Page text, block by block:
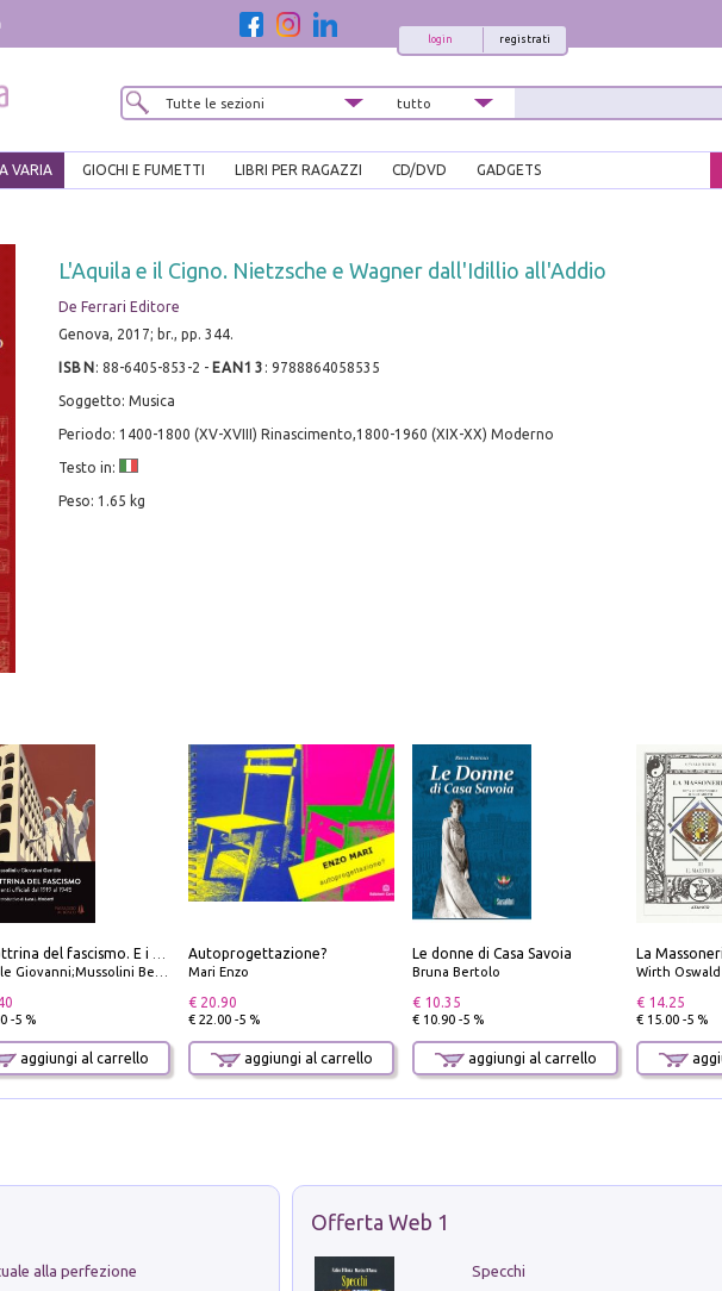
registrati
login
VARIA GIOCHI E FUMETTI LIBRI PER RAGAZZI CD/DVD GADGETS
L'Aquila e il Cigno. Nietzsche e Wagner dall'Idillio all'Addio
De Ferrari Editore
Genova, 2017; br., pp. 344.
ISBN : 88-6405-853-2 - EAN13 : 9788864058535
Soggetto: Musica
Periodo: 1400-1800 (XV-XVIII) Rinascimento,1800-1960 (XIX-XX) Moderno
Testo in:
Peso: 1.65 kg
La dottrina del fascismo. E i documenti ufficiali dal 1919 al 1945
Giovanni;Mussolini Benito
-5 %
aggiungi al carrello
Autoprogettazione?
Mari Enzo
€ 20.90
€ 22.00 -5 %
aggiungi al carrello
Le donne di Casa Savoia
Bruna Bertolo
€ 10.35
€ 10.90 -5 %
aggiungi al carrello
Wirth Oswald
€ 14.25
€ 15.00 -5 %
alla perfezione
Offerta Web 1
Specchi